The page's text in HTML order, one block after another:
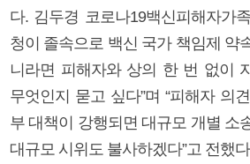
다. 김두경 코로나19백신피해자가
청이 졸속으로 백신 국가 책임제 약
니라면 피해자와 상의 한 번 없이
무엇인지 묻고 싶다”며 “피해자 의
부 대책이 강행되면 대규모 개별 소
대규모 시위도 불사하겠다”고 전했